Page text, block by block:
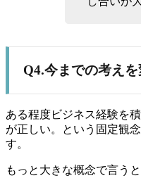
Q4.今までの考え
ある程度ビジネス経験を
が正しい。という固定観
す。
もっと大きな概念で言うと